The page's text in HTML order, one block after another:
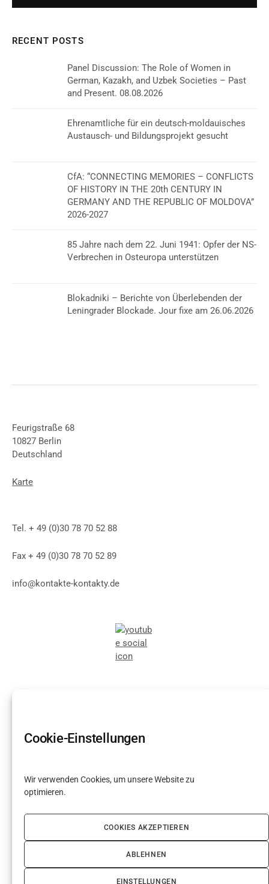
Cookie-Einstellungen
Wir verwenden Cookies, um unsere Website zu
optimieren.
COOKIES AKZEPTIEREN
ABLEHNEN
EINSTELLUNGEN
RECENT POSTS
Panel Discussion: The Role of Women in
German, Kazakh, and Uzbek Societies – Past
and Present. 08.08.2026
Ehrenamtliche für ein deutsch-moldauisches
Austausch- und Bildungsprojekt gesucht
CfA: “CONNECTING MEMORIES – CONFLICTS
OF HISTORY IN THE 20th CENTURY IN
GERMANY AND THE REPUBLIC OF MOLDOVA”
2026-2027
85 Jahre nach dem 22. Juni 1941: Opfer der NS-
Verbrechen in Osteuropa unterstützen
Blokadniki – Berichte von Überlebenden der
Leningrader Blockade. Jour fixe am 26.06.2026
Feurigstraße 68
10827 Berlin
Deutschland
Karte
Tel. + 49 (0)30 78 70 52 88
Fax + 49 (0)30 78 70 52 89
info@kontakte-kontakty.de
Новости
Impressum Datenschutz Cookie-Richtlinie (EU)